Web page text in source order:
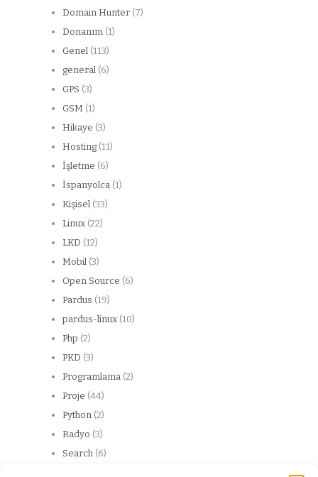
Domain Hunter (7)
Donanım (1)
Genel (113)
general (6)
GPS (3)
GSM (1)
Hikaye (3)
Hosting (11)
İşletme (6)
İspanyolca (1)
Kişisel (33)
Linux (22)
LKD (12)
Mobil (3)
Open Source (6)
Pardus (19)
pardus-linux (10)
Php (2)
PKD (3)
Programlama (2)
Proje (44)
Python (2)
Radyo (3)
Search (6)